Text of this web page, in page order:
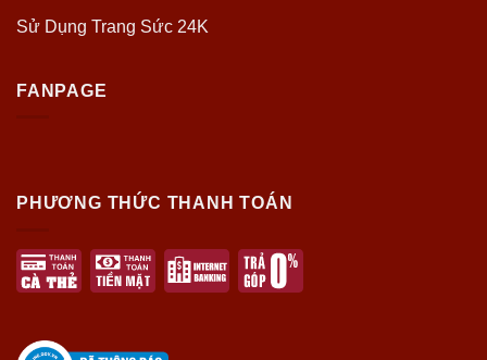
Sử Dụng Trang Sức 24K
FANPAGE
PHƯƠNG THỨC THANH TOÁN